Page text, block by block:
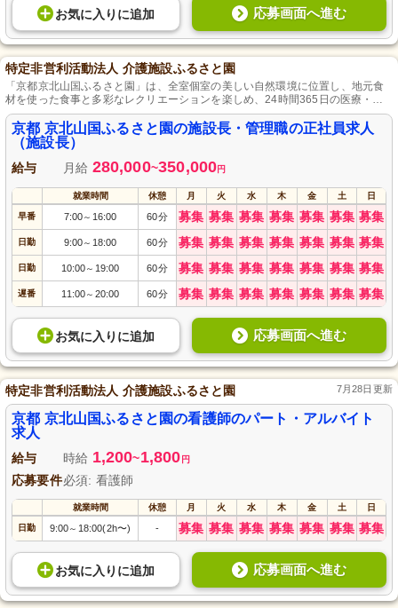
お気に入り に追加 応募画面へ進む
特定非営利活動法人 介護施設ふるさと園
「京都京北山国ふるさと園」は、全室個室の美しい自然環境に位置し、地元食
材を使った食事と多彩なレクリエーションを楽しめ、24時間365日の医療・介
護サポートで安心して過ごせる介護施設です。
京都 京北山国ふるさと園の施設長・管理職の正社員求人
（施設長）
給与 月給 280,000~350,000円
就業時間 休憩 月 火 水 木 金 土 日
早番 7:00～ 16:00 60分 募集 募集 募集 募集 募集 募集 募集
日勤 9:00～ 18:00 60分 募集 募集 募集 募集 募集 募集 募集
日勤 10:00～ 19:00 60分 募集 募集 募集 募集 募集 募集 募集
遅番 11:00～ 20:00 60分 募集 募集 募集 募集 募集 募集 募集
お気に入り に追加 応募画面へ進む
特定非営利活動法人 介護施設ふるさと園 7月28日更新
京都 京北山国ふるさと園の看護師のパート・アルバイト
求人
給与 時給 1,200~1,800 円
応募要件必須: 看護師
就業時間 休憩 月 火 水 木 金 土 日
日勤 9:00～ 18:00(2h〜) - 募集 募集 募集 募集 募集 募集 募集
お気に入り に追加 応募画面へ進む